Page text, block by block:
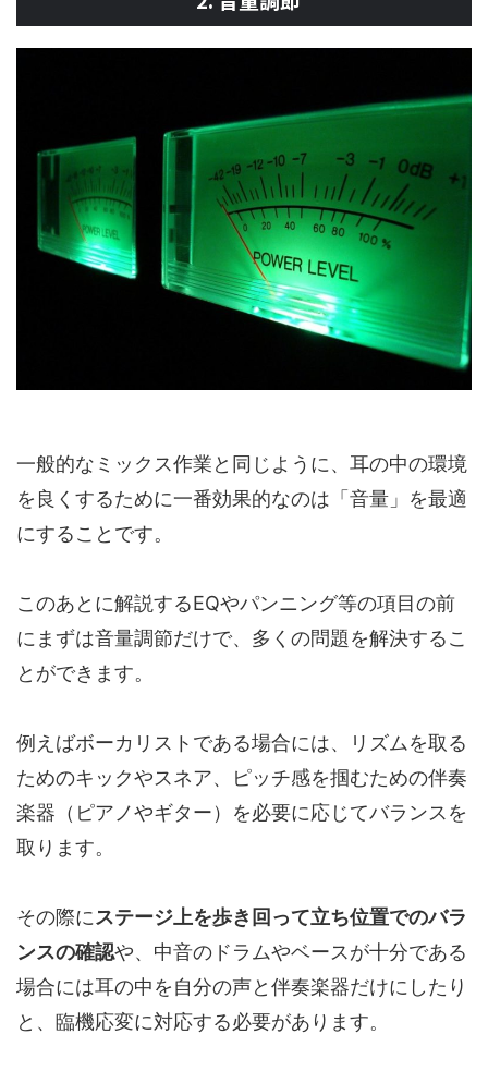
一般的なミックス作業と同じように、耳の中の環境
を良くするために一番効果的なのは「音量」を最適
にすることです。
このあとに解説するEQやパンニング等の項目の前
にまずは音量調節だけで、多くの問題を解決するこ
とができます。
例えばボーカリストである場合には、リズムを取る
ためのキックやスネア、ピッチ感を掴むための伴奏
楽器（ピアノやギター）を必要に応じてバランスを
取ります。
その際にステージ上を歩き回って立ち位置でのバラ
ンスの確認や、中音のドラムやベースが十分である
場合には耳の中を自分の声と伴奏楽器だけにしたり
と、臨機応変に対応する必要があります。